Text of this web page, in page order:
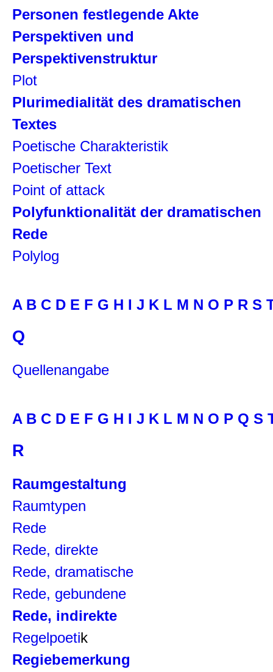
Personen festlegende Akte
Perspektiven und
Perspektivenstruktur
Plot
Plurimedialität des dramatischen
Textes
Poetische Charakteristik
Poetischer Text
Point of attack
Polyfunktionalität der dramatischen
Rede
Polylog
A B C D E F G H I J K L M N O P R S
Q
Quellenangabe
A B C D E F G H I J K L M N O P Q S
R
Raumgestaltung
Raumtypen
Rede
Rede, direkte
Rede, dramatische
Rede, gebundene
Rede, indirekte
Regelpoetik
Regiebemerkung